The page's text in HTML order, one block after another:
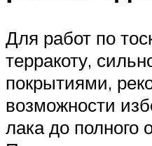
Для работ по
терракоту,
покрытиями,
возможности
лака до полного